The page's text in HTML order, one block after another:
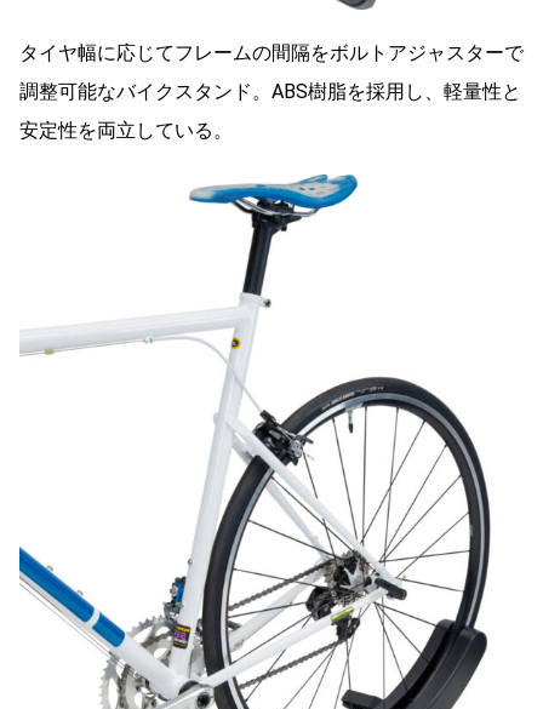
タイヤ幅に応じてフレームの間隔をボルトアジャスターで
調整可能なバイクスタンド。ABS樹脂を採用し、軽量性と
安定性を両立している。